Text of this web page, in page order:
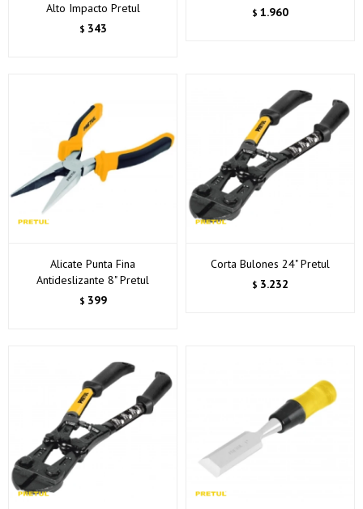
Alto Impacto Pretul
$ 343
$ 1.960
Alicate Punta Fina
Antideslizante 8" Pretul
$ 399
Corta Bulones 24" Pretul
$ 3.232